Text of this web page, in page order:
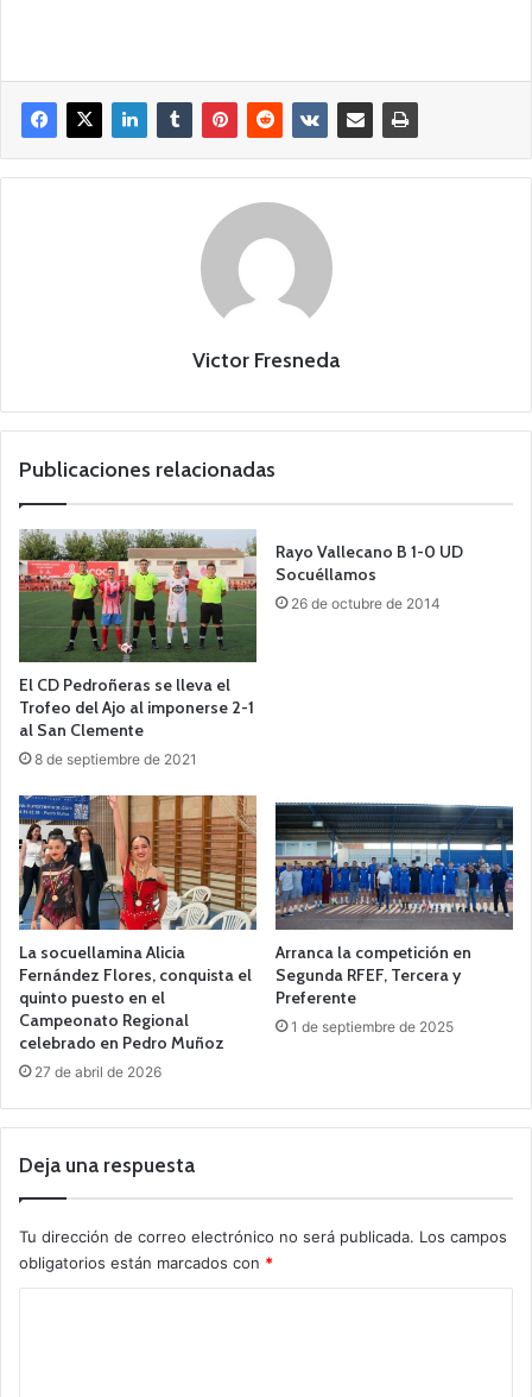
Victor Fresneda
Publicaciones relacionadas
El CD Pedroñeras se lleva el
Trofeo del Ajo al imponerse 2-1
al San Clemente
8 de septiembre de 2021
Rayo Vallecano B 1-0 UD
Socuéllamos
26 de octubre de 2014
La socuellamina Alicia
Fernández Flores, conquista el
quinto puesto en el
Campeonato Regional
celebrado en Pedro Muñoz
27 de abril de 2026
Arranca la competición en
Segunda RFEF, Tercera y
Preferente
1 de septiembre de 2025
Deja una respuesta
Tu dirección de correo electrónico no será publicada. Los campos
obligatorios están marcados con *